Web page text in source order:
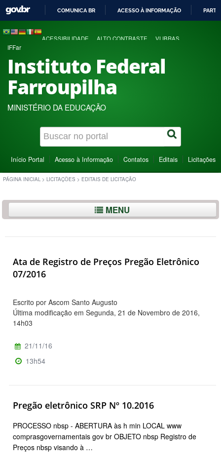
COMUNICA BR ACESSO À INFORMAÇÃO
ACESSIBILIDADE ALTO CONTRASTE VLIBRAS
IFFar
Instituto Federal
Farroupilha
MINISTÉRIO DA EDUCAÇÃO
Início Portal Acesso à Informação Contatos Editais Licitações
PÁGINA INICIAL > LICITAÇÕES > EDITAIS DE LICITAÇÃO
MENU
Ata de Registro de Preços Pregão Eletrônico
07/2016
Escrito por Ascom Santo Augusto
Última modificação em Segunda, 21 de Novembro de 2016,
14h03
21/11/16
13h54
Pregão eletrônico SRP Nº 10.2016
PROCESSO nbsp - ABERTURA às h min LOCAL www
comprasgovernamentais gov br OBJETO nbsp Registro de
Preços nbsp visando à …